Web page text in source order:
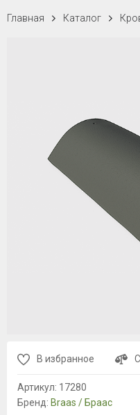
Главная Каталог
В избранное
Артикул: 17280
Бренд: Braas / Браас